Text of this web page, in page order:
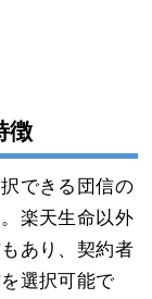
徴
できる団信の
楽天生命以外
あり、契約者
選択可能で